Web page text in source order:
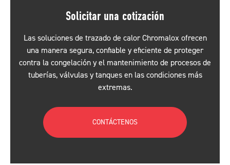
Solicitar una cotización
Las soluciones de trazado de calor Chromalox ofrecen
una manera segura, confiable y eficiente de proteger
contra la congelación y el mantenimiento de procesos de
tuberías, válvulas y tanques en las condiciones más
extremas.
CONTÁCTENOS